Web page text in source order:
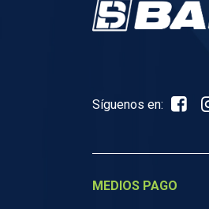
Síguenos en:
MEDIOS PAGO